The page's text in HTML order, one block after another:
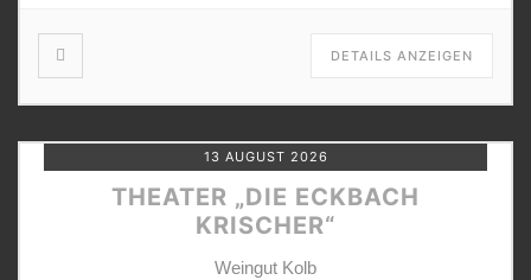
DETAILS ANZEIGEN
13 AUGUST 2026
THEATER „DIE ECKBACH
KRISCHER“
Weingut Kolb